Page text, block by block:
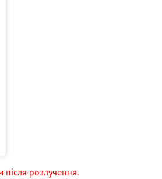
після розлучення.